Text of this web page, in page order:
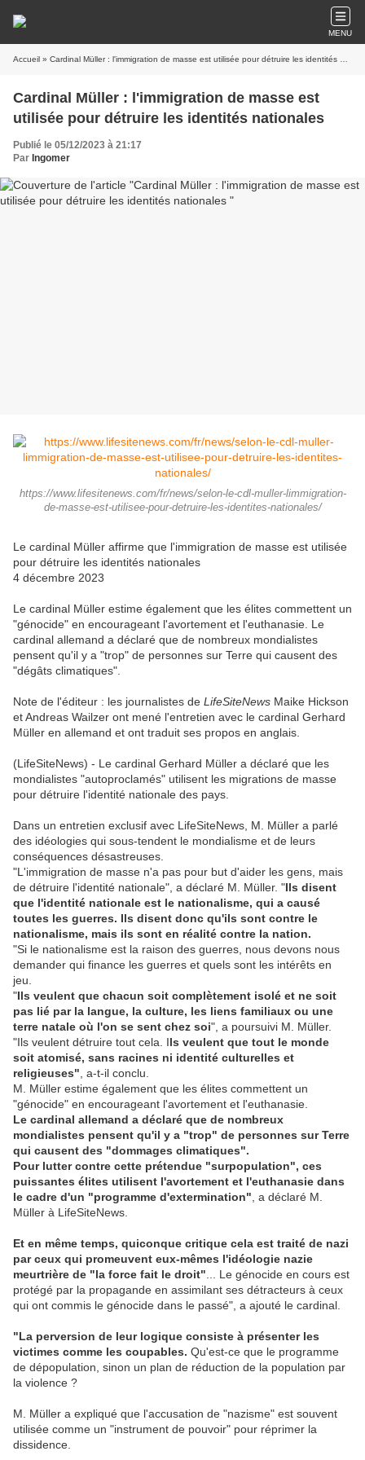
MENU
Accueil » Cardinal Müller : l'immigration de masse est utilisée pour détruire les identités nationales
Cardinal Müller : l'immigration de masse est
utilisée pour détruire les identités nationales
Publié le 05/12/2023 à 21:17
Par Ingomer
https://www.lifesitenews.com/fr/news/selon-le-cdl-muller-limmigration-
de-masse-est-utilisee-pour-detruire-les-identites-nationales/
Le cardinal Müller affirme que l'immigration de masse est utilisée
pour détruire les identités nationales
4 décembre 2023
Le cardinal Müller estime également que les élites commettent un
"génocide" en encourageant l'avortement et l'euthanasie. Le
cardinal allemand a déclaré que de nombreux mondialistes
pensent qu'il y a "trop" de personnes sur Terre qui causent des
"dégâts climatiques".
Note de l'éditeur : les journalistes de LifeSiteNews Maike Hickson
et Andreas Wailzer ont mené l'entretien avec le cardinal Gerhard
Müller en allemand et ont traduit ses propos en anglais.
(LifeSiteNews) - Le cardinal Gerhard Müller a déclaré que les
mondialistes "autoproclamés" utilisent les migrations de masse
pour détruire l'identité nationale des pays.
Dans un entretien exclusif avec LifeSiteNews, M. Müller a parlé
des idéologies qui sous-tendent le mondialisme et de leurs
conséquences désastreuses.
"L'immigration de masse n'a pas pour but d'aider les gens, mais
de détruire l'identité nationale", a déclaré M. Müller. "Ils disent
que l'identité nationale est le nationalisme, qui a causé
toutes les guerres. Ils disent donc qu'ils sont contre le
nationalisme, mais ils sont en réalité contre la nation.
"Si le nationalisme est la raison des guerres, nous devons nous
demander qui finance les guerres et quels sont les intérêts en
jeu.
"Ils veulent que chacun soit complètement isolé et ne soit
pas lié par la langue, la culture, les liens familiaux ou une
terre natale où l'on se sent chez soi", a poursuivi M. Müller.
"Ils veulent détruire tout cela. Ils veulent que tout le monde
soit atomisé, sans racines ni identité culturelles et
religieuses" , a-t-il conclu.
M. Müller estime également que les élites commettent un
"génocide" en encourageant l'avortement et l'euthanasie.
Le cardinal allemand a déclaré que de nombreux
mondialistes pensent qu'il y a "trop" de personnes sur Terre
qui causent des "dommages climatiques".
Pour lutter contre cette prétendue "surpopulation", ces
puissantes élites utilisent l'avortement et l'euthanasie dans
le cadre d'un "programme d'extermination" , a déclaré M.
Müller à LifeSiteNews.
Et en même temps, quiconque critique cela est traité de nazi
par ceux qui promeuvent eux-mêmes l'idéologie nazie
meurtrière de "la force fait le droit" ... Le génocide en cours est
protégé par la propagande en assimilant ses détracteurs à ceux
qui ont commis le génocide dans le passé", a ajouté le cardinal.
"La perversion de leur logique consiste à présenter les
victimes comme les coupables. Qu'est-ce que le programme
de dépopulation, sinon un plan de réduction de la population par
la violence ?
M. Müller a expliqué que l'accusation de "nazisme" est souvent
utilisée comme un "instrument de pouvoir" pour réprimer la
dissidence.